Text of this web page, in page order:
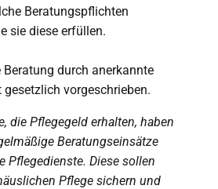
Beratungspflichten
sie diese erfüllen.
durch anerkannte
gesetzlich vorgeschrieben.
die Pflegegeld erhalten, haben
Beratungseinsätze
Pflegedienste. Diese sollen
Pflege sichern und